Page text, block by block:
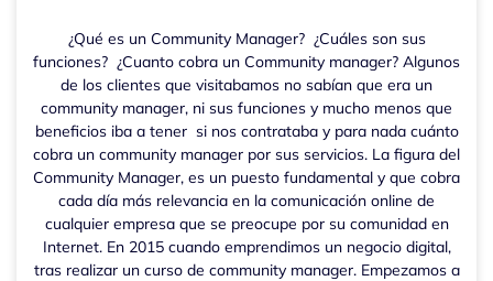
¿Qué es un Community Manager? ¿Cuáles son sus
funciones? ¿Cuanto cobra un Community manager? Algunos
de los clientes que visitabamos no sabían que era un
community manager, ni sus funciones y mucho menos que
beneficios iba a tener si nos contrataba y para nada cuánto
cobra un community manager por sus servicios. La figura del
Community Manager, es un puesto fundamental y que cobra
cada día más relevancia en la comunicación online de
cualquier empresa que se preocupe por su comunidad en
Internet. En 2015 cuando emprendimos un negocio digital,
tras realizar un curso de community manager. Empezamos a